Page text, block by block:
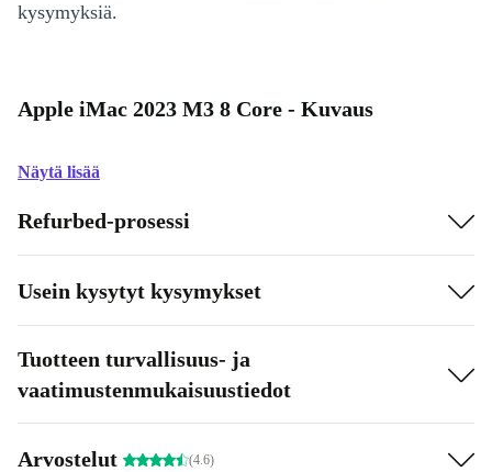
kysymyksiä.
Apple iMac 2023 M3 8 Core - Kuvaus
Näytä lisää
Refurbed-prosessi
Usein kysytyt kysymykset
Tuotteen turvallisuus- ja
vaatimustenmukaisuustiedot
Arvostelut (4.6)